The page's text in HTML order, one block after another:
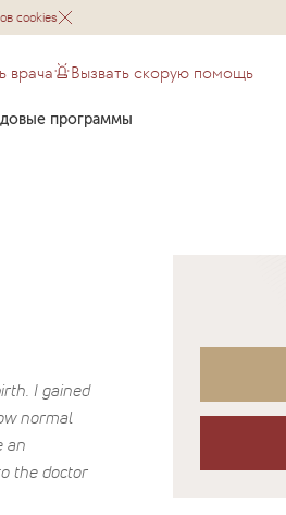
cookies
врача Вызвать скорую помощь
программы
I gained
normal
an
the doctor